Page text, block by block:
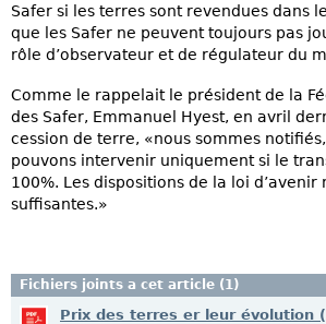
Safer si les terres sont revendues dans
que les Safer ne peuvent toujours pas
rôle d’observateur et de régulateur du
Comme le rappelait le président de la
des Safer, Emmanuel Hyest, en avril
cession de terre, «nous sommes
pouvons intervenir uniquement si le
100%. Les dispositions de la loi d’avenir
suffisantes.»
Fichiers joints a cet article (1)
Prix des terres er leur évolution